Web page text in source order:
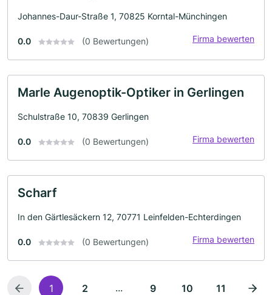
Johannes-Daur-Straße 1, 70825 Korntal-Münchingen
0.0 (0 Bewertungen) Firma bewerten
Marle Augenoptik-Optiker in Gerlingen
Schulstraße 10, 70839 Gerlingen
0.0 (0 Bewertungen) Firma bewerten
Scharf
In den Gärtlesäckern 12, 70771 Leinfelden-Echterdingen
0.0 (0 Bewertungen) Firma bewerten
1 2 ... 9 10 11